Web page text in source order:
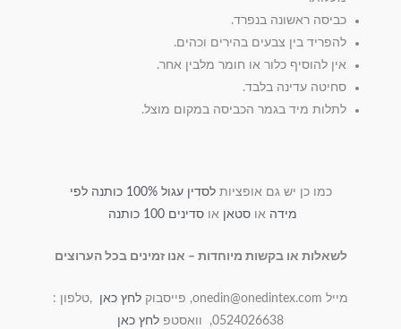
כביסה ראשונה בנפרד.
להפריד בין צבעים בהירים וכהים.
אין להוסיף כלור או חומר מלבין אחר.
סחיטה עדינה בלבד.
לתלות מיד בגמר הכביסה במקום מוצל.
כמו כן יש גם אופציות
לסדין עגול 100% כותנה לפי
מידה אוסטאן אוסדינים 100 כותנה
לשאלות או בקשות מיוחדות – אנו זמינים בכל הערוצים
מייל onedin@onedintex.com, פייסבוק לחץ כאן ,טלפון :
0524026638, וואסטפ
לחץ כאן